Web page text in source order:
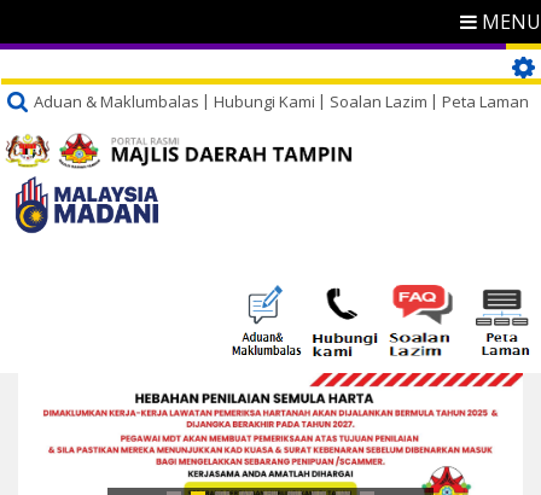
MENU
Aduan & Maklumbalas Hubungi Kami Soalan Lazim Peta Laman